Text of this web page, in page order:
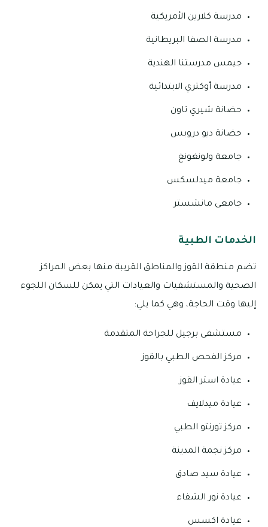
مدرسة كلارين الأمريكية
مدرسة الصفا البريطانية
جيمس مدرستنا الهندية
مدرسة أوكتري الابتدائية
حضانة شيري تاون
حضانة ديو دروبس
جامعة ولونغونغ
جامعة ميدلسكس
جامعى مانشستر
الخدمات الطبية
تضم منطقة القوز والمناطق القريبة منها بعض المراكز
الصحية والمستشفيات والعيادات التي يمكن للسكان اللجوء
إليها وقت الحاجة، وهي كما يلي:
مستشفى برجيل للجراحة المتقدمة
مركز الفحص الطبي بالقوز
عيادة استر القوز
عيادة ميدلايف
مركز تورنتو الطبي
مركز نجمة المدينة
عيادة سيد صادق
عيادة نور الشفاء
عيادة اكسس